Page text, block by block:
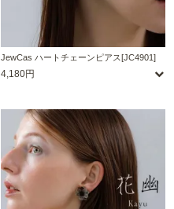
JewCas ハートチェーンピアス[JC4901]
4,180円